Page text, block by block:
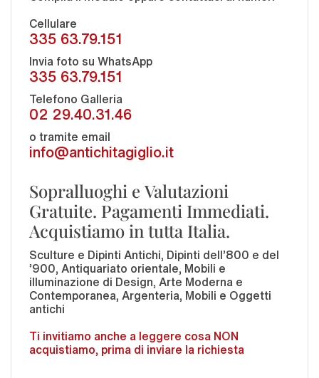
Cellulare
335 63.79.151
Invia foto su WhatsApp
335 63.79.151
Telefono Galleria
02 29.40.31.46
o tramite email
info@antichitagiglio.it
Sopralluoghi e Valutazioni
Gratuite. Pagamenti Immediati.
Acquistiamo in tutta Italia.
Sculture e Dipinti Antichi, Dipinti dell'800 e del
'900, Antiquariato orientale, Mobili e
illuminazione di Design, Arte Moderna e
Contemporanea, Argenteria, Mobili e Oggetti
antichi
Ti invitiamo anche a leggere cosa NON
acquistiamo, prima di inviare la richiesta